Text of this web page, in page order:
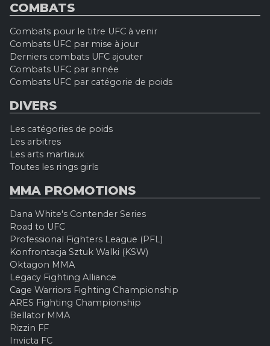
COMBATS
Combats pour le titre UFC à venir
Combats UFC par mise à jour
Derniers combats UFC ajouter
Combats UFC par année
Combats UFC par catégorie de poids
DIVERS
Les catégories de poids
Les arbitres
Les arts martiaux
Toutes les rings girls
MMA PROMOTIONS
Dana White's Contender Series
Road to UFC
Professional Fighters League (PFL)
Konfrontacja Sztuk Walki (KSW)
Oktagon MMA
Legacy Fighting Alliance
Cage Warriors Fighting Championship
ARES Fighting Championship
Bellator MMA
Rizzin FF
Invicta FC